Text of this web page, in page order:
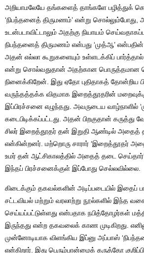
அறியாமலேயே தங்களைத் தாங்களே பழித்துக்
‘நிபந்தனைத் திருமணம்’ என்று சொல்லும்போது,
உடன்படாவிட்டாலும் அதற்கு நியாயம்
நிபந்தனைத் திருமணம் என்பது ‘முத்ஆ’
அதன் எல்லா கூறுகளையும் உள்ளடக்கிப்
என்று சொல்வதுதான் அதற்கான பொருத்தமான
நினைக்கிறேன். இது ஏதோ புதிதாகத் தோன்றிய
வருந்தத்தக்க விதமாக இறைத்தூதரின்
இப்பிரச்சனை எழுந்தது. அவருடைய வாழ்நாளில்
கடைபிடிக்கப்பட்டது. அதன் பிறகுதான் கருத்து
சிலர் இறைத்தூதர் தன் இறுதி ஆண்டில் அதைத்
என்கின்றனர். மற்றொரு சாரார் ‘இறைத்தூதர்
உமர் தன் ஆட்சிகாலத்தில் அதைத் தடை
இந்தப் பிரச்சனைக்குள் இப்போது செல்லவில்லை.
கிடைக்கும் தகவல்களின் அடிப்படையில் இதைப்
சட்டவியல் மற்றும் வரலாற்று நூல்களில் இந்த
செய்யப்பட்டுள்ளது என்பதாக நபித்தோழர்கள்
இருந்தது என்ற தகவலைக் காண முடிகிறது.
முன்னோடியாக விளங்கிய இப்னு அப்பாஸ்
என்கிறார். இது பெரும்பான்மைக் கருத்தோ